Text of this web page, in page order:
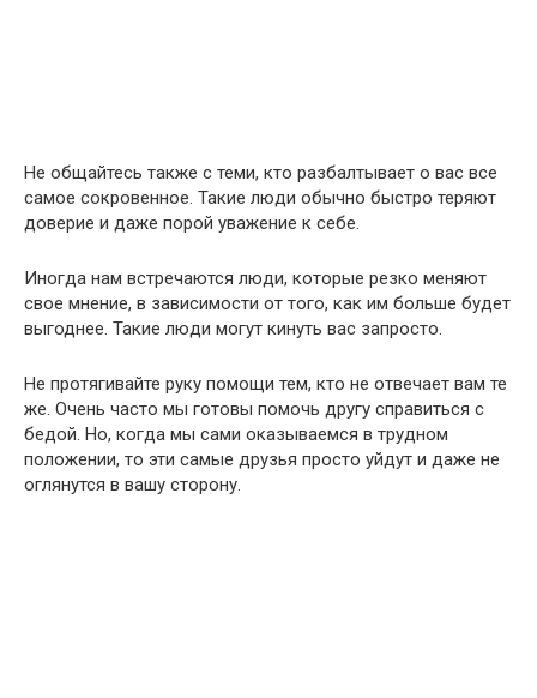
Не общайтесь также с теми, кто разбалтывает о вас все
самое сокровенное. Такие люди обычно быстро теряют
доверие и даже порой уважение к себе.
Иногда нам встречаются люди, которые резко меняют
свое мнение, в зависимости от того, как им больше будет
выгоднее. Такие люди могут кинуть вас запросто.
Не протягивайте руку помощи тем, кто не отвечает вам те
же. Очень часто мы готовы помочь другу справиться с
бедой. Но, когда мы сами оказываемся в трудном
положении, то эти самые друзья просто уйдут и даже не
оглянутся в вашу сторону.